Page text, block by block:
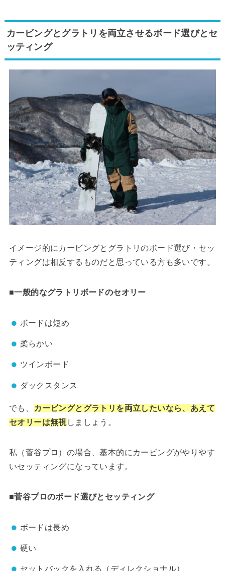
カービングとグラトリを両立させるボード選びとセ
ッティング
イメージ的にカービングとグラトリのボード選び・セッ
ティングは相反するものだと思っている方も多いです。
■一般的なグラトリボードのセオリー
ボードは短め
柔らかい
ツインボード
ダックスタンス
でも、
カービングとグラトリを両立したいなら、あえて
セオリーは無視 しましょう。
私（菅谷プロ）の場合、基本的にカービングがやりやす
いセッティングになっています。
■菅谷プロのボード選びとセッティング
ボードは長め
硬い
セットバックを入れる（ディレクショナル）